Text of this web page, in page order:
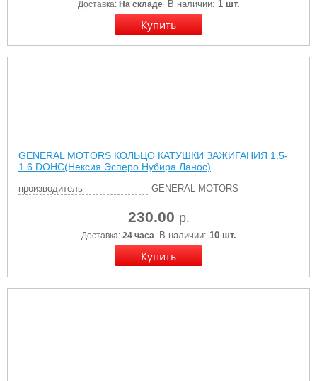
Доставка: На складе В наличии: 1 шт.
GENERAL MOTORS КОЛЬЦО КАТУШКИ ЗАЖИГАНИЯ 1.5-
1.6 DOHC(Нексия Эсперо Нубира Ланос)
производитель GENERAL MOTORS
230.00 р.
Доставка: 24 часа В наличии: 10 шт.